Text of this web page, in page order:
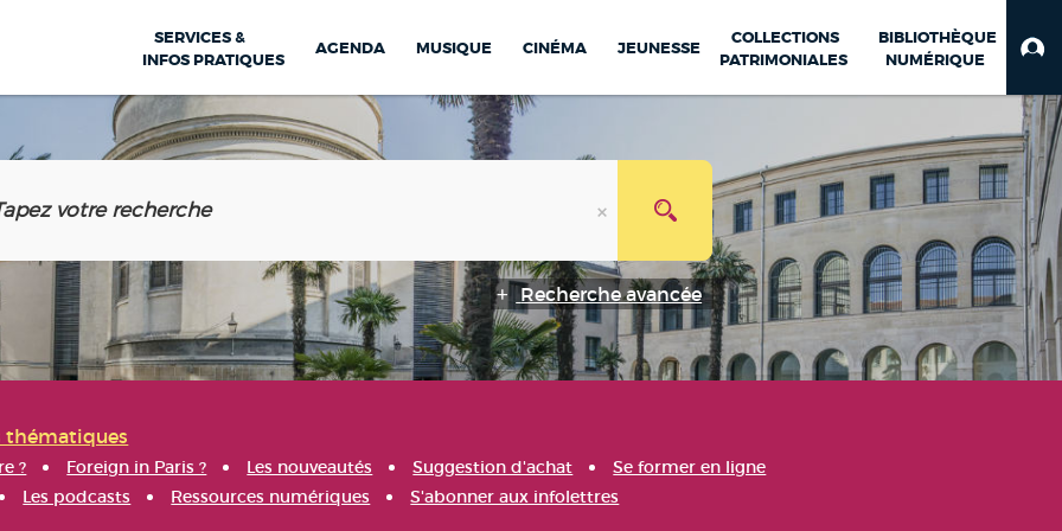
SERVICES &
INFOS PRATIQUES
AGENDA MUSIQUE CINÉMA JEUNESSE
COLLECTIONS
PATRIMONIALES
BIBLIOTHÈQUE
NUMÉRIQUE
Recherche avancée
thématiques
? Foreign in Paris ? Les nouveautés Suggestion d'achat
Se former en ligne
Les podcasts Ressources numériques S'abonner aux infolettres